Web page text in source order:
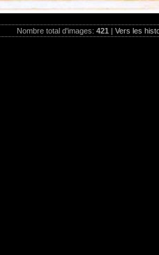
Nombre total d'images: 421 | Vers les